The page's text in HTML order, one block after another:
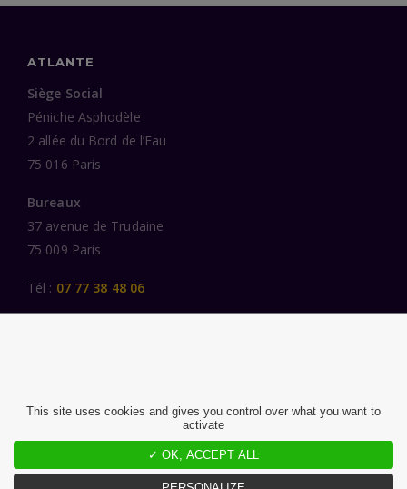
ATLANTE
Siège Social
Péniche Asphodèle
2 allée du Bord de l’Eau
75 016 Paris
Bureaux
37 avenue de Trudaine
75 009 Paris
Tél : 07 77 38 48 06
DES FEMMES ET DES HOMMES ENGAGÉS
This site uses cookies and gives you control over what you want to
activate
✓ OK, ACCEPT ALL